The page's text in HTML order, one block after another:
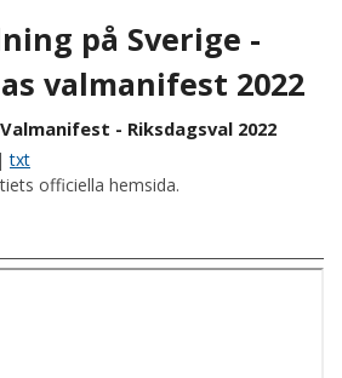
på Sverige -
valmanifest 2022
- Riksdagsval 2022
txt
officiella hemsida.